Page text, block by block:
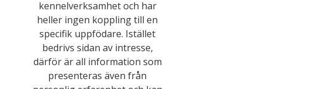
kennelverksamhet och har
heller ingen koppling till en
specifik uppfödare. Istället
bedrivs sidan av intresse,
därför är all information som
presenteras även från